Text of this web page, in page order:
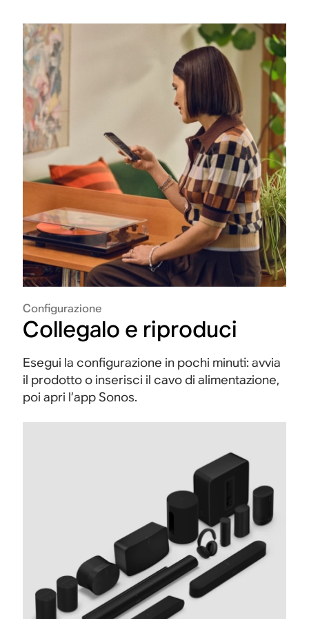
Configurazione
Collegalo e riproduci
Esegui la configurazione in pochi minuti: avvia
il prodotto o inserisci il cavo di alimentazione,
poi apri l’app Sonos.